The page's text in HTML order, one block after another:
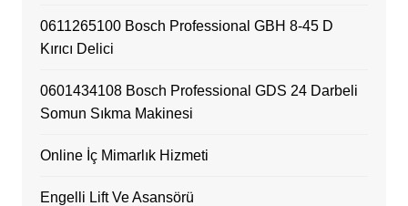
0611265100 Bosch Professional GBH 8-45 D
Kırıcı Delici
0601434108 Bosch Professional GDS 24 Darbeli
Somun Sıkma Makinesi
Online İç Mimarlık Hizmeti
Engelli Lift Ve Asansörü